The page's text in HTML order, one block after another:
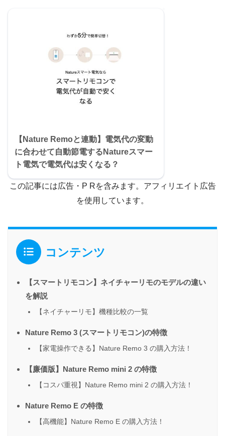
【Nature Remoと連動】電気代の変動
に合わせて自動節電するNatureスマー
ト電気で電気代は安くなる？
この記事には広告・P Rを含みます。アフィリエイト広告
を使用しています。
コンテンツ
【スマートリモコン】ネイチャーリモのモデルの違い
を解説
【ネイチャーリモ】機種比較の一覧
Nature Remo 3 (スマートリモコン)の特徴
【家電操作できる】Nature Remo 3 の購入方法！
【廉価版】Nature Remo mini 2 の特徴
【コスパ重視】Nature Remo mini 2 の購入方法！
Nature Remo E の特徴
【高機能】Nature Remo E の購入方法！